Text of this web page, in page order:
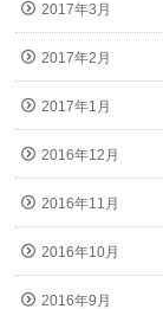
2017年3月
2017年2月
2017年1月
2016年12月
2016年11月
2016年10月
2016年9月